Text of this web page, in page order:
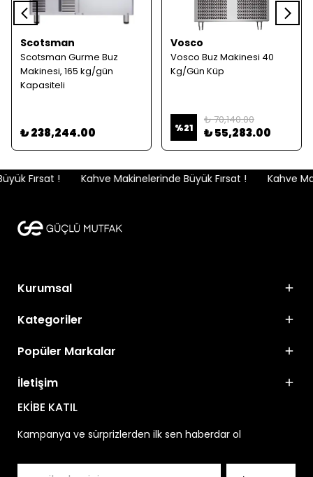
Scotsman
Scotsman Gurme Buz
Makinesi, 165 kg/gün
Kapasiteli
₺ 238,244.00
Vosco
Vosco Buz Makinesi 40
Kg/Gün Küp
%21
₺ 70,140.00
₺ 55,283.00
Fırsat ! Kahve Makinelerinde Büyük Fırsat ! Kahve
Kurumsal
Kategoriler
Popüler Markalar
İletişim
EKİBE KATIL
Kampanya ve sürprizlerden ilk sen haberdar ol